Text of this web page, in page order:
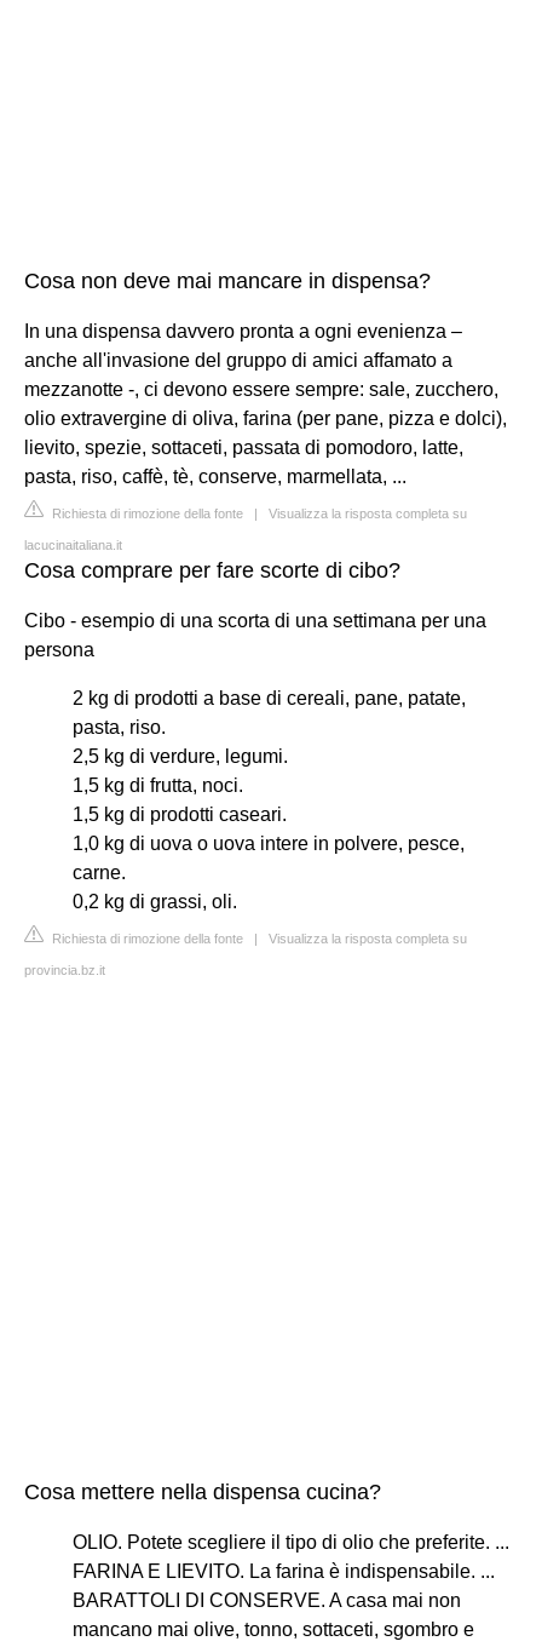
Cosa non deve mai mancare in dispensa?
In una dispensa davvero pronta a ogni evenienza –
anche all'invasione del gruppo di amici affamato a
mezzanotte -, ci devono essere sempre: sale, zucchero,
olio extravergine di oliva, farina (per pane, pizza e dolci),
lievito, spezie, sottaceti, passata di pomodoro, latte,
pasta, riso, caffè, tè, conserve, marmellata, ...
Richiesta di rimozione della fonte | Visualizza la risposta completa su
lacucinaitaliana.it
Cosa comprare per fare scorte di cibo?
Cibo - esempio di una scorta di una settimana per una
persona
2 kg di prodotti a base di cereali, pane, patate,
pasta, riso.
2,5 kg di verdure, legumi.
1,5 kg di frutta, noci.
1,5 kg di prodotti caseari.
1,0 kg di uova o uova intere in polvere, pesce,
carne.
0,2 kg di grassi, oli.
Richiesta di rimozione della fonte | Visualizza la risposta completa su
provincia.bz.it
Cosa mettere nella dispensa cucina?
OLIO. Potete scegliere il tipo di olio che preferite. ...
FARINA E LIEVITO. La farina è indispensabile. ...
BARATTOLI DI CONSERVE. A casa mai non
mancano mai olive, tonno, sottaceti, sgombro e